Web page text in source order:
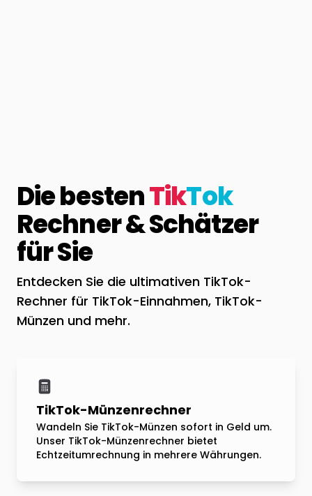
Die bestenTikTok
Rechner & Schätzer
für Sie
Entdecken Sie die ultimativen TikTok-
Rechner für TikTok-Einnahmen, TikTok-
Münzen und mehr.
TikTok-Münzenrechner
Wandeln Sie TikTok-Münzen sofort in Geld um.
Unser TikTok-Münzenrechner bietet
Echtzeitumrechnung in mehrere Währungen.